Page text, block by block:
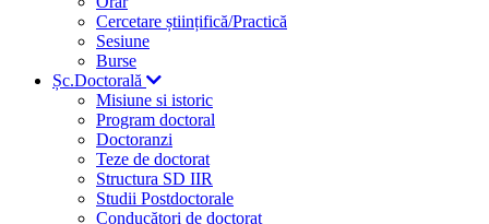
Cercetare științifică/Practică
Sesiune
Burse
Șc.Doctorală
Misiune si istoric
Program doctoral
Doctoranzi
Teze de doctorat
Structura SD IIR
Studii Postdoctorale
Conducători de doctorat